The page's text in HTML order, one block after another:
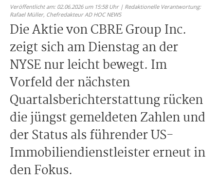
Veröffentlicht am: 02.06.2026 um 15:58 Uhr | Redaktionelle Verantwortung:
Rafael Müller, Chefredakteur AD HOC NEWS
Die Aktie von CBRE Group Inc.
zeigt sich am Dienstag an der
NYSE nur leicht bewegt. Im
Vorfeld der nächsten
Quartalsberichterstattung rücken
die jüngst gemeldeten Zahlen und
der Status als führender US-
Immobiliendienstleister erneut in
den Fokus.